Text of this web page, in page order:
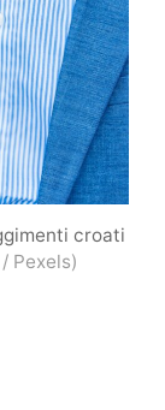
croati
Pexels)